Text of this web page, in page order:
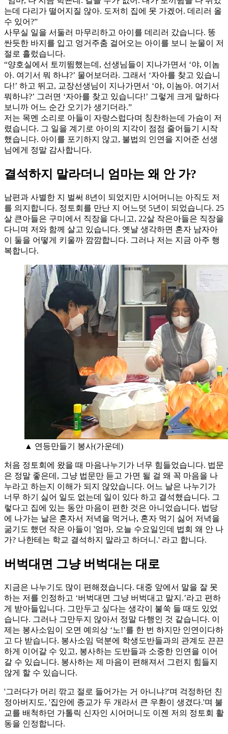
는데 다리가 떨어지질 않아. 도저히 집에 못 가겠어. 데리러 올
수 있어?”
사무실 일을 서둘러 마무리하고 아이를 데리러 갔습니다. 똥
싼듯한 바지를 입고 엉거주춤 걸어오는 아이를 보니 눈물이 저
절로 흘렀습니다.
“양호실에서 토끼뜀했는데, 선생님들이 지나가면서 ‘야, 이놈
아. 여기서 뭐 하냐?’ 물어보더라. 그래서 ‘자아를 찾고 있습니
다!’ 하고 뛰고, 교장선생님이 지나가면서 ‘야, 이놈아. 여기서
뭐하냐?’ 그러면 ‘자아를 찾고 있습니다!’ 그렇게 크게 말하다
보니까 어느 순간 오기가 생기더라.”
저는 목멘 소리로 아들이 자랑스럽다며 칭찬하는데 가슴이 저
렸습니다. 그 일을 계기로 아이의 지각이 점점 줄어들기 시작
했습니다. 아이를 포기하지 않고, 불법의 인연을 지어준 선생
님에게 정말 감사합니다.
결석하지 말라더니 엄마는 왜 안 가?
남편과 사별한 지 벌써 8년이 되었지만 시어머니는 아직도 저
를 의지합니다. 정토회를 만난 지 어느덧 5년이 되었습니다. 25
살 큰아들은 구미에서 직장을 다니고, 22살 작은아들은 직장을
다니며 저와 함께 살고 있습니다. 옛날 생각하면 혼자 남자아
이 둘을 어떻게 키울까 깜깜합니다. 그러나 저는 지금 아주 행
복합니다.
▲ 연등만들기 봉사(가운데)
처음 정토회에 왔을 때 마음나누기가 너무 힘들었습니다. 법문
은 정말 좋은데, 그냥 법문만 듣고 가면 될 걸 왜 꼭 마음을 나
누라고 하는지 이해가 되지 않았습니다. 어느 날은 나누기가
너무 하기 싫어 일도 없는데 일이 있다 하고 결석했습니다. 그
렇다고 집에 있는 동안 마음이 편한 것은 아니었습니다. 법당
에 나가는 날은 혼자서 저녁을 먹거나, 혼자 먹기 싫어 저녁을
굶기도 했던 작은 아들이 '엄마, 오늘 수요일인데 법회 왜 안 나
가? 나한테는 학교 결석하지 말라고 하더니.' 라고 합니다.
버벅대면 그냥 버벅대는 대로
지금은 나누기도 많이 편해졌습니다. 대중 앞에서 말을 잘 못
하는 저를 인정하고 ‘버벅대면 그냥 버벅대고 말지.’라고 편하
게 받아들입니다. 그만두고 싶다는 생각이 불쑥 들 때도 있었
습니다. 그러나 그만두지 않아서 정말 다행인 것 같습니다. 이
제는 봉사소임이 오면 예의상 ‘노!’를 한 번 하지만 인연이다하
고 다 받습니다. 봉사소임 덕분에 학생도반들과의 관계도 끈끈
하게 이어갈 수 있고, 봉사하는 도반들과 소중한 인연을 이어
갈 수 있습니다. 봉사하는 제 마음이 편해져서 그런지 힘들지
않게 할 수 있습니다.
'그러다가 머리 깎고 절로 들어가는 거 아니냐?'며 걱정하던 친
정아버지도, '집안에 종교가 두 개라서 큰 우환이 생겼다.'며 불
교를 배척하던 가톨릭 신자인 시어머니도 이젠 저의 정토회 활
동을 인정합니다.